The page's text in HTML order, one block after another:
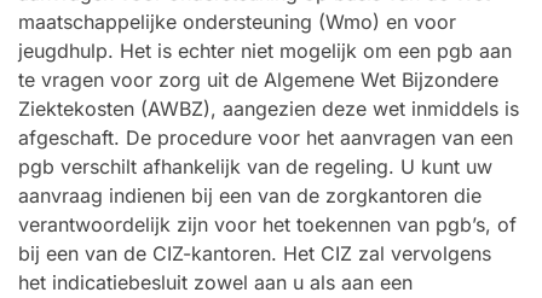
maatschappelijke ondersteuning (Wmo) en voor
jeugdhulp. Het is echter niet mogelijk om een pgb aan
te vragen voor zorg uit de Algemene Wet Bijzondere
Ziektekosten (AWBZ), aangezien deze wet inmiddels is
afgeschaft. De procedure voor het aanvragen van een
pgb verschilt afhankelijk van de regeling. U kunt uw
aanvraag indienen bij een van de zorgkantoren die
verantwoordelijk zijn voor het toekennen van pgb’s, of
bij een van de CIZ-kantoren. Het CIZ zal vervolgens
het indicatiebesluit zowel aan u als aan een